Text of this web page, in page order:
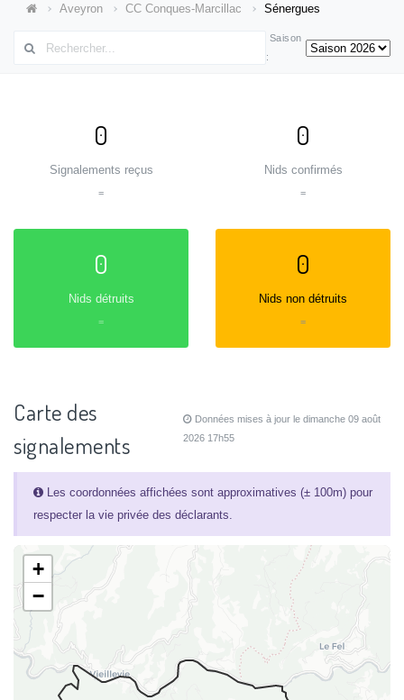
Aveyron CC Conques-Marcillac Sénergues
Saison
:
0
Signalements reçus
=
0
Nids confirmés
=
0
Nids détruits
=
0
Nids non détruits
=
Carte des
signalements
Données mises à jour le dimanche 09 août
2026 17h55
Les coordonnées affichées sont approximatives (± 100m) pour
respecter la vie privée des déclarants.
+
−